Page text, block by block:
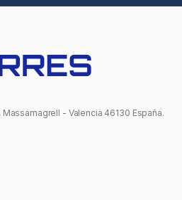
Massamagrell - Valencia 46130 España.